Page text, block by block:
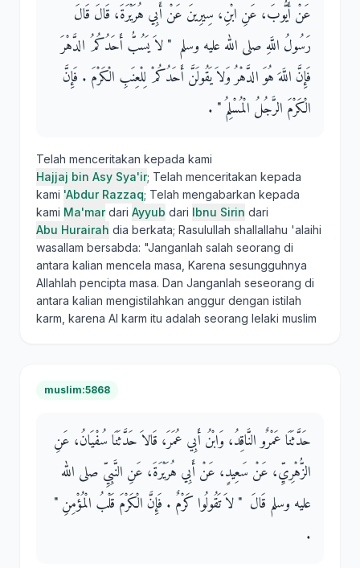
عَنْ أَيُّوبَ، عَنِ ابْنِ، سِيرِينَ عَنْ أَبِي هُرَيْرَةَ، قَالَ قَالَ
رَسُولُ اللَّهِ صلى الله عليه وسلم ‏ "‏ لاَ يَسُبُّ أَحَدُكُمُ الدَّهْرَ
فَإِنَّ اللَّهَ هُوَ الدَّهْرُ وَلاَ يَقُولَنَّ أَحَدُكُمْ لِلْعِنَبِ الْكَرْمَ ‏.‏ فَإِنَّ
الْكَرْمَ الرَّجُلُ الْمُسْلِمُ ‏"‏ ‏.‏
Telah menceritakan kepada kami
Hajjaj bin Asy Sya'ir; Telah menceritakan kepada
kami 'Abdur Razzaq; Telah mengabarkan kepada
kami Ma'mardari Ayyub dari Ibnu Sirin dari
Abu Hurairah dia berkata; Rasulullah shallallahu 'alaihi
wasallam bersabda: "Janganlah salah seorang di
antara kalian mencela masa, Karena sesungguhnya
Allahlah pencipta masa. Dan Janganlah seseorang di
antara kalian mengistilahkan anggur dengan istilah
karm, karena Al karm itu adalah seorang lelaki muslim
muslim:5868
حَدَّثَنَا عَمْرٌو النَّاقِدُ، وَابْنُ أَبِي عُمَرَ، قَالاَ حَدَّثَنَا سُفْيَانُ، عَنِ
الزُّهْرِيِّ، عَنْ سَعِيدٍ، عَنْ أَبِي هُرَيْرَةَ، عَنِ النَّبِيِّ صلى الله
عليه وسلم قَالَ ‏ "‏ لاَ تَقُولُوا كَرْمٌ ‏.‏ فَإِنَّ الْكَرْمَ قَلْبُ الْمُؤْمِنِ ‏"‏
‏.‏